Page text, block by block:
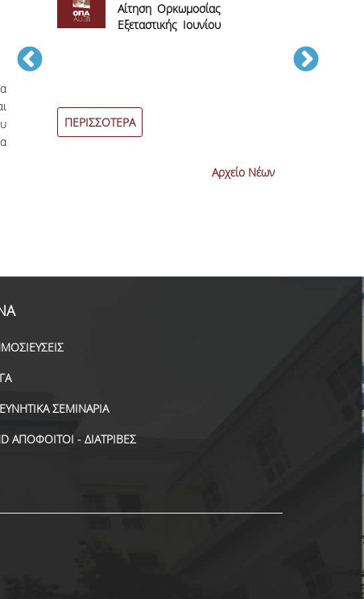
Αίτηση Ορκωμοσίας
Εξεταστικής Ιουνίου
ΠΕΡΙΣΣΟΤΕΡΑ
Ιουνίου 2026
Αρχείο Νέων
ΣΕΜΙΝΑΡΙΑ
ΑΠΟΦΟΙΤΟΙ - ΔΙΑΤΡΙΒΕΣ